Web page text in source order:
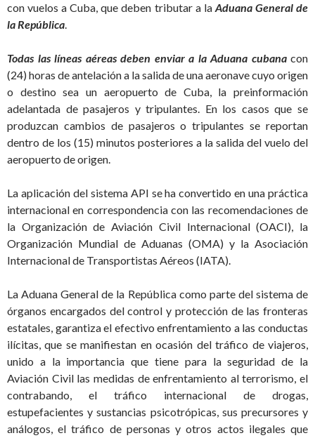
con vuelos a Cuba, que deben tributar a la Aduana General de
la República.
Todas las líneas aéreas deben enviar a la Aduana cubanacon
(24) horas de antelación a la salida de una aeronave cuyo origen
o destino sea un aeropuerto de Cuba, la preinformación
adelantada de pasajeros y tripulantes. En los casos que se
produzcan cambios de pasajeros o tripulantes se reportan
dentro de los (15) minutos posteriores a la salida del vuelo del
aeropuerto de origen.
La aplicación del sistema API se ha convertido en una práctica
internacional en correspondencia con las recomendaciones de
la Organización de Aviación Civil Internacional (OACI), la
Organización Mundial de Aduanas (OMA) y la Asociación
Internacional de Transportistas Aéreos (IATA).
La Aduana General de la República como parte del sistema de
órganos encargados del control y protección de las fronteras
estatales, garantiza el efectivo enfrentamiento a las conductas
ilícitas, que se manifiestan en ocasión del tráfico de viajeros,
unido a la importancia que tiene para la seguridad de la
Aviación Civil las medidas de enfrentamiento al terrorismo, el
contrabando, el tráfico internacional de drogas,
estupefacientes y sustancias psicotrópicas, sus precursores y
análogos, el tráfico de personas y otros actos ilegales que